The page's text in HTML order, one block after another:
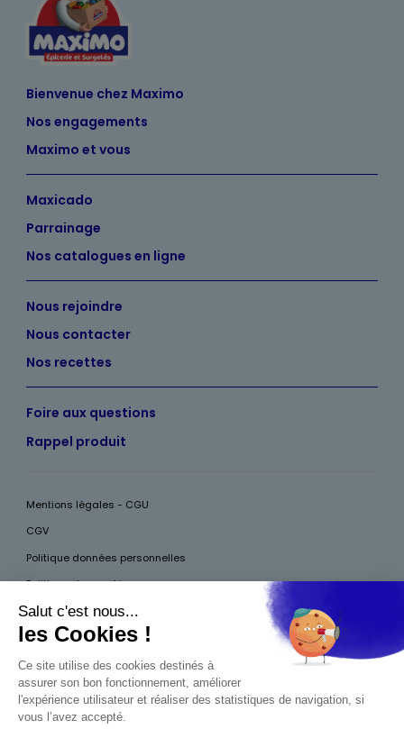
Bienvenue chez Maximo
Nos engagements
Maximo et vous
Maxicado
Parrainage
Nos catalogues en ligne
Nous rejoindre
Nous contacter
Nos recettes
Foire aux questions
Rappel produit
Mentions légales - CGU
CGV
Politique données personnelles
Politique des cookies
Accessibilité
Pour votre santé, mangez au moins cinq fruits et légumes par jour, plus
d’infos surwww.mangerbouger.fr